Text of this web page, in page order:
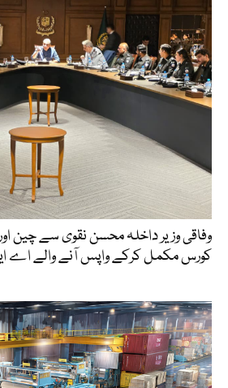
وفاقی وزیر داخلہ محسن نقوی سے چین
کورس مکمل کرکے واپس آنے والے اے